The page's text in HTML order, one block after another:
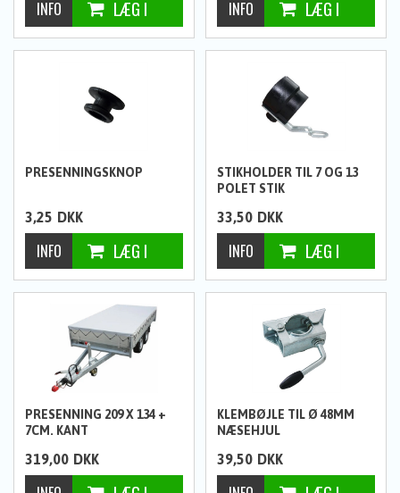
PRESENNINGSKNOP
3,25 DKK
STIKHOLDER TIL 7 OG 13
POLET STIK
33,50 DKK
PRESENNING 209 X 134 +
7CM. KANT
319,00 DKK
KLEMBØJLE TIL Ø 48MM
NÆSEHJUL
39,50 DKK